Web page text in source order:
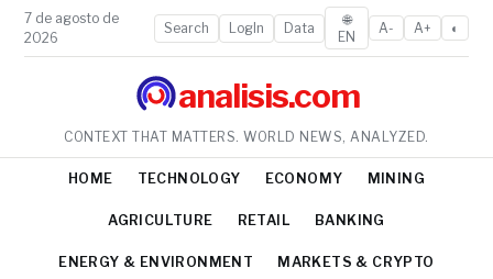
7 de agosto de
2026
Search LogIn Data
🌐
EN
A- A+ ◐
analisis.com
CONTEXT THAT MATTERS. WORLD NEWS, ANALYZED.
HOME TECHNOLOGY ECONOMY MINING
AGRICULTURE RETAIL BANKING
ENERGY & ENVIRONMENT MARKETS & CRYPTO